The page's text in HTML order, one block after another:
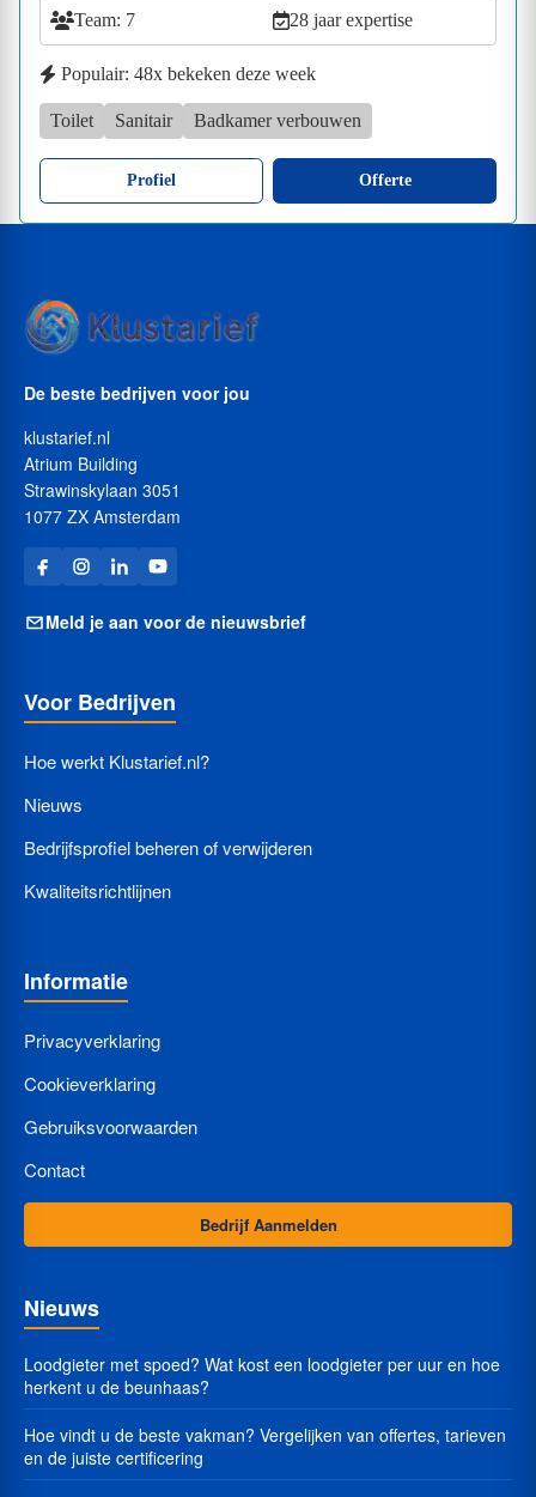
Team: 7 28 jaar expertise
Populair: 48x bekeken deze week
Toilet Sanitair Badkamer verbouwen
Profiel Offerte
De beste bedrijven voor jou
klustarief.nl
Atrium Building
Strawinskylaan 3051
1077 ZX Amsterdam
Meld je aan voor de nieuwsbrief
Voor Bedrijven
Hoe werkt Klustarief.nl?
Nieuws
Bedrijfsprofiel beheren of verwijderen
Kwaliteitsrichtlijnen
Informatie
Privacyverklaring
Cookieverklaring
Gebruiksvoorwaarden
Contact
Bedrijf Aanmelden
Nieuws
Loodgieter met spoed? Wat kost een loodgieter per uur en hoe
herkent u de beunhaas?
Hoe vindt u de beste vakman? Vergelijken van offertes, tarieven
en de juiste certificering